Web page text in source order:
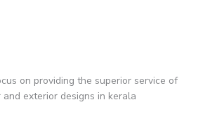
on providing the superior service of
and exterior designs in kerala